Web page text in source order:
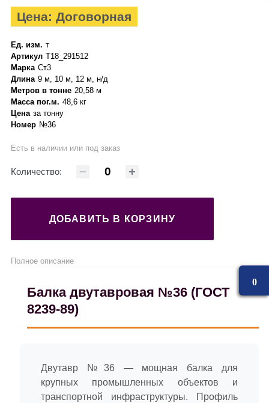
Цена: Договорная
Ед. изм. т
Артикул Т18_291512
Марка Ст3
Длина 9 м, 10 м, 12 м, н/д
Метров в тонне 20,58 м
Масса пог.м. 48,6 кг
Цена за тонну
Номер №36
Есть в наличии или под заказ
Количество:
ДОБАВИТЬ В КОРЗИНУ
Полное описание
Балка двутавровая №36 (ГОСТ
8239-89)
Двутавр №36 — мощная балка для
крупных промышленных объектов и
транспортной инфраструктуры. Профиль
0